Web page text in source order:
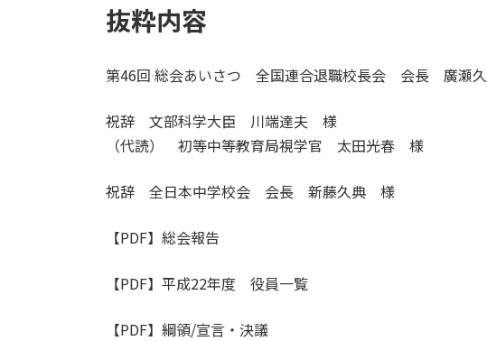
抜粋内容
第46回 総会あいさつ 全国連合退職校長会 会長 廣瀬久
祝辞 文部科学大臣 川端達夫 様
（代読） 初等中等教育局視学官 太田光春 様
祝辞 全日本中学校会 会長 新藤久典 様
【PDF】総会報告
【PDF】平成22年度 役員一覧
【PDF】綱領/宣言・決議